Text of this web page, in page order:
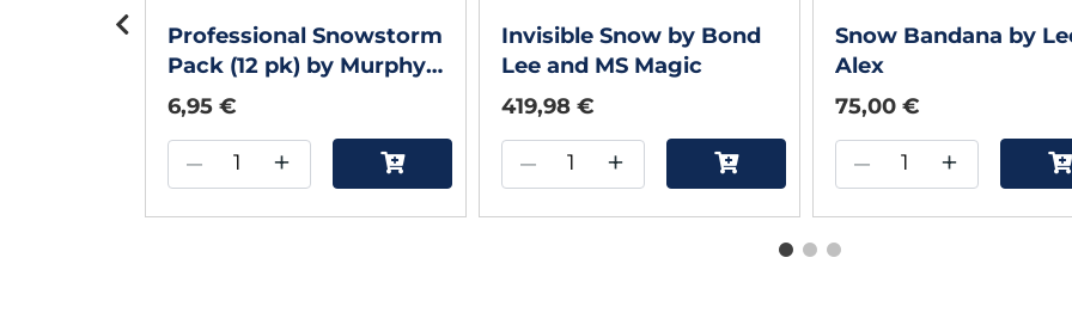
Professional Snowstorm
Pack (12 pk) by Murphy's
Magic
6,95 €
– +
Invisible Snow by Bond
Lee and MS Magic
419,98 €
– +
Snow Bandana by
Alex
75,00 €
– +